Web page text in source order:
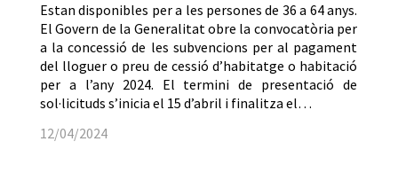
Estan disponibles per a les persones de 36 a 64 anys.
El Govern de la Generalitat obre la convocatòria per
a la concessió de les subvencions per al pagament
del lloguer o preu de cessió d’habitatge o habitació
per a l’any 2024. El termini de presentació de
sol·licituds s’inicia el 15 d’abril i finalitza el…
12/04/2024